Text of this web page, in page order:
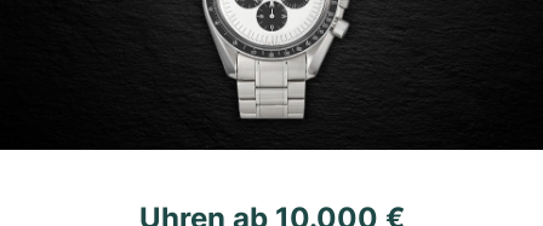
Uhren ab 10.000 €